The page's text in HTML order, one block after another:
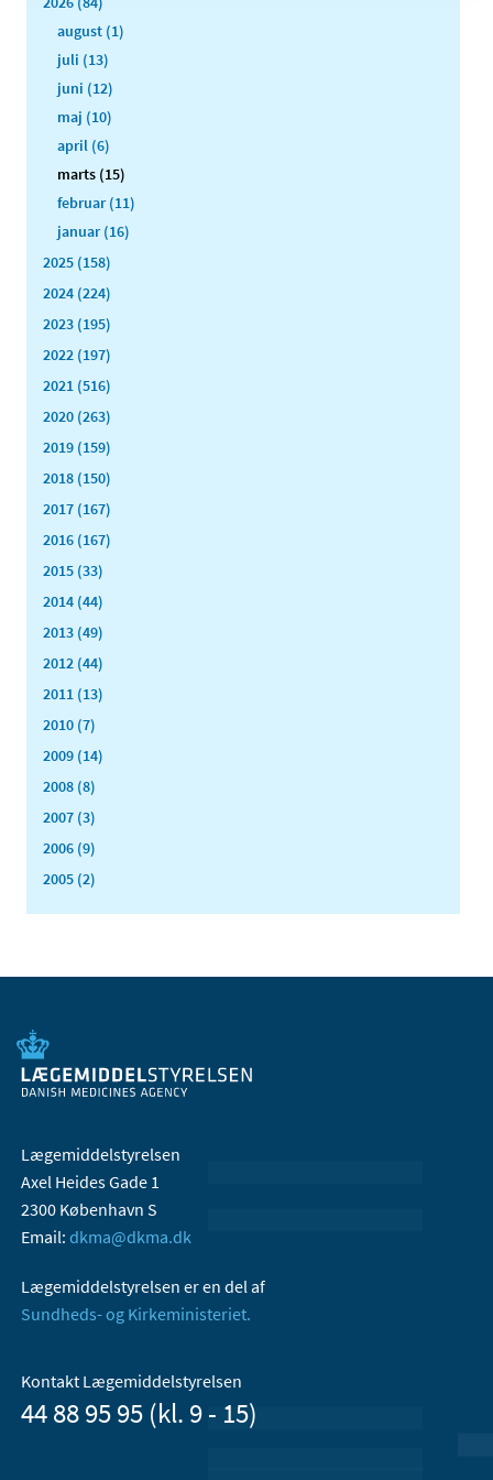
august (1)
juli (13)
juni (12)
maj (10)
april (6)
marts (15)
februar (11)
januar (16)
2025 (158)
2024 (224)
2023 (195)
2022 (197)
2021 (516)
2020 (263)
2019 (159)
2018 (150)
2017 (167)
2016 (167)
2015 (33)
2014 (44)
2013 (49)
2012 (44)
2011 (13)
2010 (7)
2009 (14)
2008 (8)
2007 (3)
2006 (9)
2005 (2)
Lægemiddelstyrelsen
Axel Heides Gade 1
2300 København S
Email: dkma@dkma.dk
Lægemiddelstyrelsen er en del af
Sundheds- og Kirkeministeriet.
Kontakt Lægemiddelstyrelsen
44 88 95 95 (kl. 9 - 15)